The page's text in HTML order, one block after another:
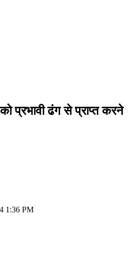
प्रभावी ढंग से प्राप्त करने
1:36 PM